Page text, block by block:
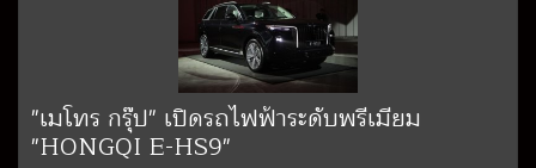
"เมโทร กรุ๊ป" เปิดรถไฟฟ้าระดับพรีเมียม
"HONGQI E-HS9"